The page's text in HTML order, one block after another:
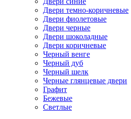
Двери темно-коричневые
Двери фиолетовые
Двери черные
Двери шоколадные
Двери коричневые
Черный венге
Черный дуб
Черный шелк
Черные глянцевые двери
Графит
Бежевые
Светлые